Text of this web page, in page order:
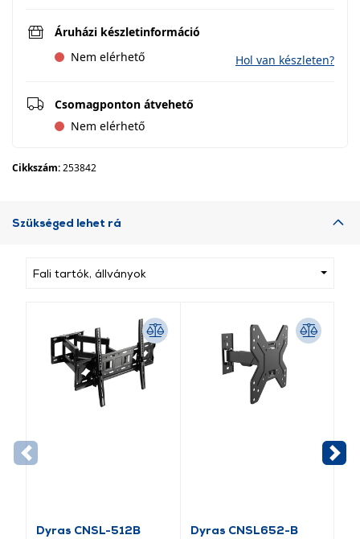
Áruházi készletinformáció
Nem elérhető
Hol van készleten?
Csomagponton átvehető
Nem elérhető
Cikkszám:253842
Szükséged lehet rá
Fali tartók, állványok
Dyras CNSL-512B
Dyras CNSL652-B